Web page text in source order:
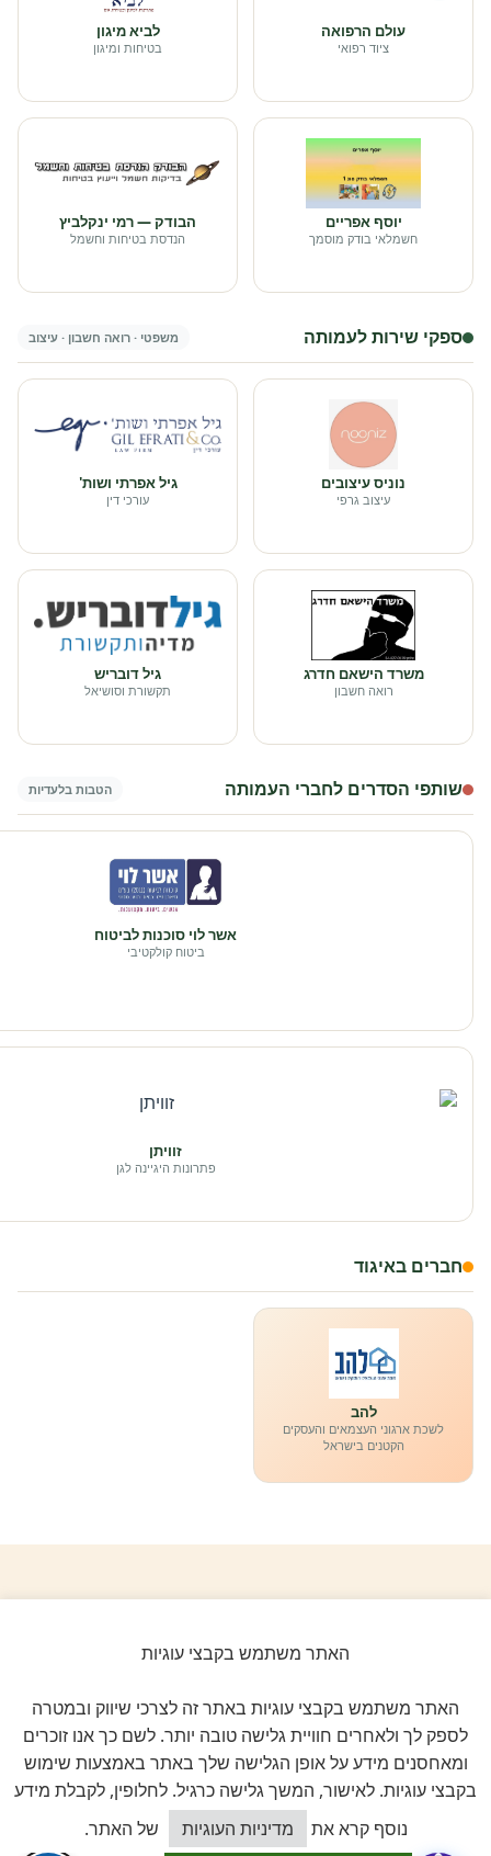
עולם הרפואה
ציוד רפואי
לביא מיגון
בטיחות ומיגון
יוסף אפריים
חשמלאי בודק מוסמך
הבודק — רמי ינקלביץ
הנדסת בטיחות וחשמל
ספקי שירות לעמותה משפטי · רואה חשבון · עיצוב
נוניס עיצובים
עיצוב גרפי
גיל אפרתי ושות'
עורכי דין
משרד הישאם חדרג
רואה חשבון
גיל דובריש
תקשורת וסושיאל
שותפי הסדרים לחברי העמותה הטבות בלעדיות
אשר לוי סוכנות לביטוח
ביטוח קולקטיבי
זוויתן
פתרונות היגיינה לגן
חברים באיגוד
להב
לשכת ארגוני העצמאים והעסקים
הקטנים בישראל
★★★★★על בסיס11 ביקורות מאומתות
לכל הביקורות ב-Google
האתר משתמש בקבצי עוגיות
האתר משתמש בקבצי עוגיות באתר זה לצרכי שיווק ובמטרה
לספק לך ולאחרים חוויית גלישה טובה יותר. לשם כך אנו זוכרים
ומאחסנים מידע על אופן הגלישה שלך באתר באמצעות שימוש
בקבצי עוגיות. לאישור, המשך גלישה כרגיל. לחלופין, לקבלת מידע
נוסף קרא את
מדיניות העוגיות של האתר. כיצד אוכל לסייע?